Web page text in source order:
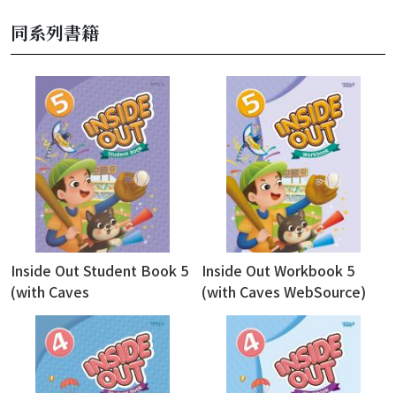
同系列書籍
Inside Out Student Book 5
(with Caves
WebSource+Caves Online
Practice)
Inside Out Workbook 5
(with Caves WebSource)